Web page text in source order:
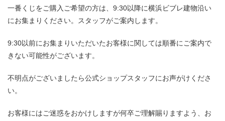
一番くじをご購入ご希望の方は、9:30以降に横浜ビブレ建物沿い
にお集まりください。スタッフがご案内します。
9:30以前にお集まりいただいたお客様に関しては順番にご案内で
きない可能性がございます。
不明点がございましたら公式ショップスタッフにお声がけくださ
い。
お客様にはご迷惑をおかけしますが何卒ご理解賜りますよう、お